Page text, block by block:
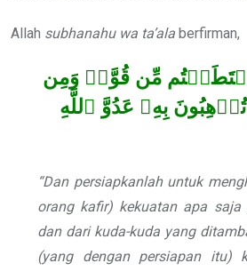
Allah subhanahu wa ta’ala berfirman,
ٱسۡتَطَعۡتُم مِّن قُوَّةٖ وَمِن
بِهِۦ عَدُوَّ ٱللَّهِ
“Dan persiapkanlah untuk
orang kafir) kekuatan apa
dan dari kuda-kuda yang
(yang dengan persiapan itu)